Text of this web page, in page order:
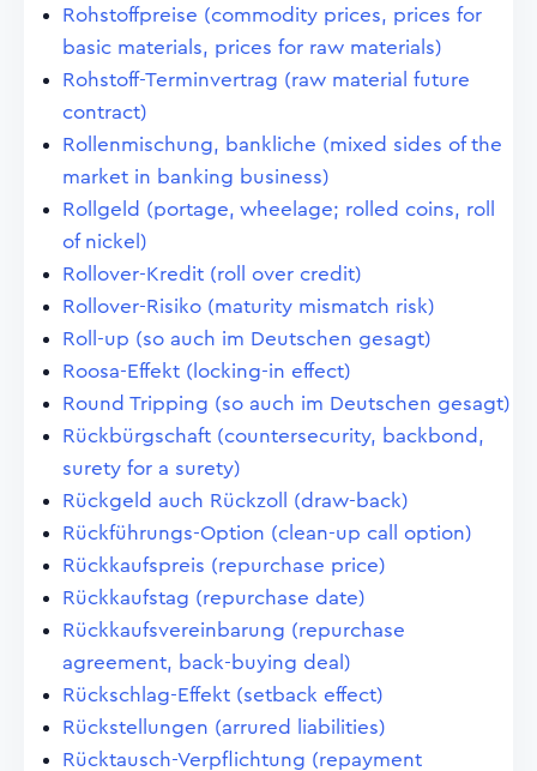
Rohstoffpreise (commodity prices, prices for
basic materials, prices for raw materials)
Rohstoff-Terminvertrag (raw material future
contract)
Rollenmischung, bankliche (mixed sides of the
market in banking business)
Rollgeld (portage, wheelage; rolled coins, roll
of nickel)
Rollover-Kredit (roll over credit)
Rollover-Risiko (maturity mismatch risk)
Roll-up (so auch im Deutschen gesagt)
Roosa-Effekt (locking-in effect)
Round Tripping (so auch im Deutschen gesagt)
Rückbürgschaft (countersecurity, backbond,
surety for a surety)
Rückgeld auch Rückzoll (draw-back)
Rückführungs-Option (clean-up call option)
Rückkaufspreis (repurchase price)
Rückkaufstag (repurchase date)
Rückkaufsvereinbarung (repurchase
agreement, back-buying deal)
Rückschlag-Effekt (setback effect)
Rückstellungen (arrured liabilities)
Rücktausch-Verpflichtung (repayment